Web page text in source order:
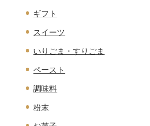
ギフト
スイーツ
いりごま・すりごま
ペースト
調味料
粉末